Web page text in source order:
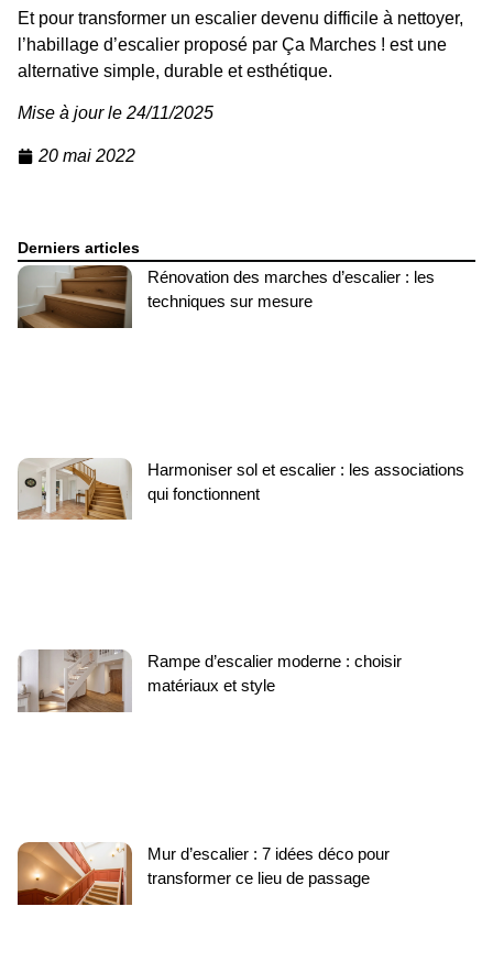
Et pour transformer un escalier devenu difficile à nettoyer,
l’habillage d’escalier proposé par Ça Marches ! est une
alternative simple, durable et esthétique.
Mise à jour le 24/11/2025
20 mai 2022
Derniers articles
Rénovation des marches d’escalier : les
techniques sur mesure
Harmoniser sol et escalier : les associations
qui fonctionnent
Rampe d’escalier moderne : choisir
matériaux et style
Mur d’escalier : 7 idées déco pour
transformer ce lieu de passage